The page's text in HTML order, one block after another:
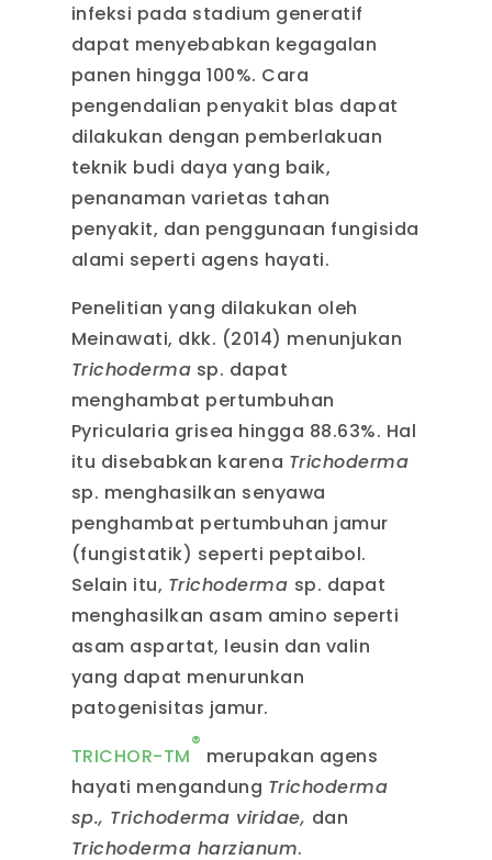
infeksi pada stadium generatif
dapat menyebabkan kegagalan
panen hingga 100%. Cara
pengendalian penyakit blas dapat
dilakukan dengan pemberlakuan
teknik budi daya yang baik,
penanaman varietas tahan
penyakit, dan penggunaan fungisida
alami seperti agens hayati.
Penelitian yang dilakukan oleh
Meinawati, dkk. (2014) menunjukan
Trichoderma sp. dapat
menghambat pertumbuhan
Pyricularia grisea hingga 88.63%. Hal
itu disebabkan karena Trichoderma
sp. menghasilkan senyawa
penghambat pertumbuhan jamur
(fungistatik) seperti peptaibol.
Selain itu, Trichoderma sp. dapat
menghasilkan asam amino seperti
asam aspartat, leusin dan valin
yang dapat menurunkan
patogenisitas jamur.
TRICHOR-TM
®
merupakan agens
hayati mengandung Trichoderma
sp., Trichoderma viridae, dan
Trichoderma harzianum.